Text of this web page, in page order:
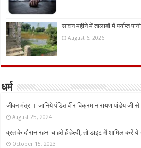
सावन महीने में तालाबों में पर्याप्त
August 6, 2026
धर्म
जीवन मंत्र । जानिये पंडित वीर विक्रम नारायण पांडेय जी
August 25, 2024
व्रत के दौरान रहना चाहते हैं हेल्दी, तो डाइट में शामिल करें
October 15, 2023